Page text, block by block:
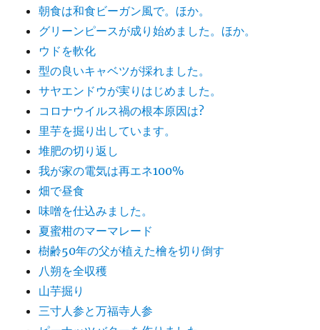
朝食は和食ビーガン風で。ほか。
グリーンピースが成り始めました。ほか。
ウドを軟化
型の良いキャベツが採れました。
サヤエンドウが実りはじめました。
コロナウイルス禍の根本原因は?
里芋を掘り出しています。
堆肥の切り返し
我が家の電気は再エネ100%
畑で昼食
味噌を仕込みました。
夏蜜柑のマーマレード
樹齢50年の父が植えた檜を切り倒す
八朔を全収穫
山芋掘り
三寸人参と万福寺人参